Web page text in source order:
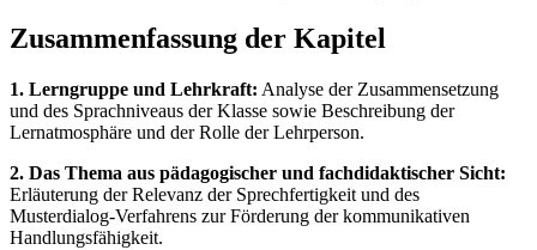
Zusammenfassung der Kapitel
1. Lerngruppe und Lehrkraft: Analyse der Zusammensetzung
und des Sprachniveaus der Klasse sowie Beschreibung der
Lernatmosphäre und der Rolle der Lehrperson.
2. Das Thema aus pädagogischer und fachdidaktischer Sicht:
Erläuterung der Relevanz der Sprechfertigkeit und des
Musterdialog-Verfahrens zur Förderung der kommunikativen
Handlungsfähigkeit.